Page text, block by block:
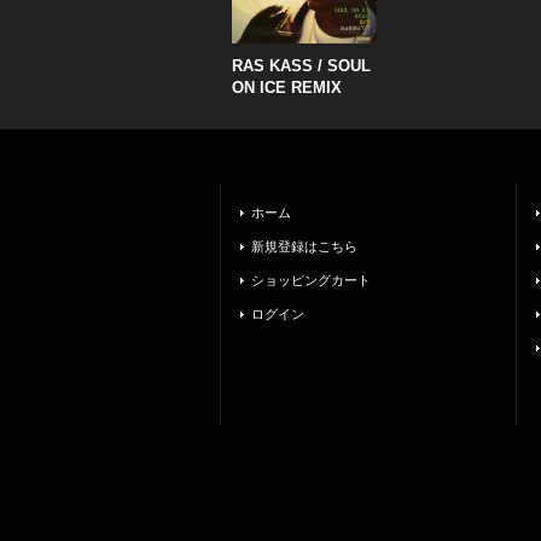
RAS KASS / SOUL
ON ICE REMIX
ホーム
新規登録はこちら
ショッピングカート
ログイン